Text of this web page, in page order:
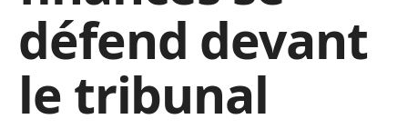
défend devant
le tribunal